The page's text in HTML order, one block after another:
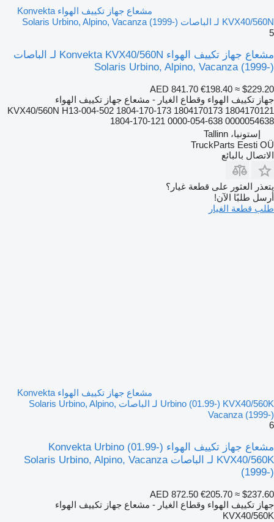
مشعاع جهاز تكييف الهواء Konvekta
KVX40/560N لـ الباصات Solaris Urbino, Alpino, Vacanza (1999-)
5
مشعاع جهاز تكييف الهواء Konvekta KVX40/560N لـ الباصات
Solaris Urbino, Alpino, Vacanza (1999-)
AED 841.70 €198.40 ≈ $229.20
جهاز تكييف الهواء وقطاع الغيار - مشعاع جهاز تكييف الهواء
KVX40/560N H13-004-502 1804-170-173 1804170173 1804170121
1804-170-121 0000-054-638 0000054638
إستونيا، Tallinn
TruckParts Eesti OÜ
الاتصال بالبائع
يتعذر العثور على قطعة غيار؟
أرسل طلبًا الآن!
طلب قطعة الغيار
مشعاع جهاز تكييف الهواء Konvekta
Urbino (01.99-) KVX40/560K لـ الباصات Solaris Urbino, Alpino,
Vacanza (1999-)
6
مشعاع جهاز تكييف الهواء Konvekta Urbino (01.99-)
KVX40/560K لـ الباصات Solaris Urbino, Alpino, Vacanza
(1999-)
AED 872.50 €205.70 ≈ $237.60
جهاز تكييف الهواء وقطاع الغيار - مشعاع جهاز تكييف الهواء
KVX40/560K